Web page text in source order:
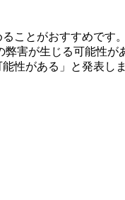
ことがおすすめです
害が生じる可能性
性がある」と発表し